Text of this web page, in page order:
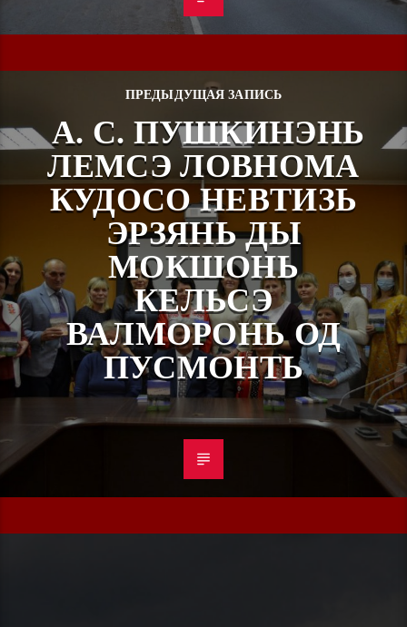
ПРЕДЫДУЩАЯ ЗАПИСЬ
А. С. ПУШКИНЭНЬ
ЛЕМСЭ ЛОВНОМА
КУДОСО НЕВТИЗЬ
ЭРЗЯНЬ ДЫ
МОКШОНЬ
КЕЛЬСЭ
ВАЛМОРОНЬ ОД
ПУСМОНТЬ